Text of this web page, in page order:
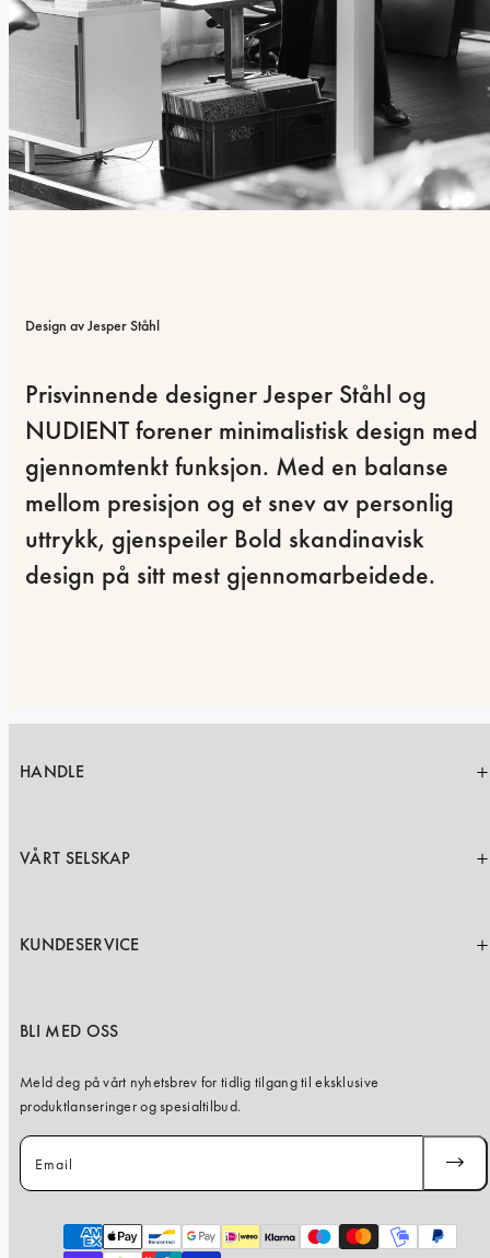
Design av Jesper Ståhl
Prisvinnende designer Jesper Ståhl og
NUDIENT forener minimalistisk design med
gjennomtenkt funksjon. Med en balanse
mellom presisjon og et snev av personlig
uttrykk, gjenspeiler Bold skandinavisk
design på sitt mest gjennomarbeidede.
HANDLE
VÅRT SELSKAP
KUNDESERVICE
BLI MED OSS
Meld deg på vårt nyhetsbrev for tidlig tilgang til eksklusive
produktlanseringer og spesialtilbud.
Email
Payment
methods